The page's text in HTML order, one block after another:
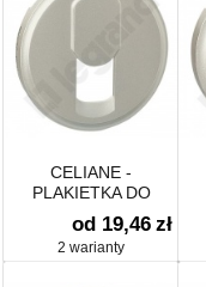
CELIANE -
PLAKIETKA DO
GNIAZD
TELEFONICZNYCH
od 19,46 zł
2 warianty